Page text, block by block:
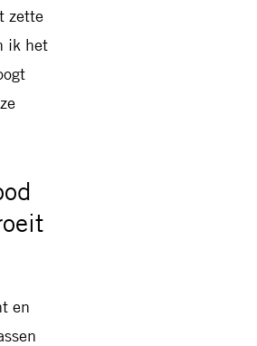
zette
ik het
en